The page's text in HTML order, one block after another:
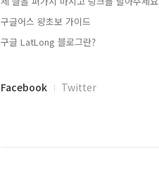
구글어스 왕초보 가이드
구글 LatLong 블로그란?
페
Facebook Twitter